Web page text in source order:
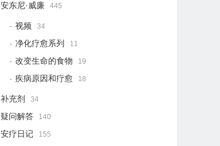
安东尼·威廉 445
视频 34
净化疗愈系列 11
改变生命的食物 19
疾病原因和疗愈 18
补充剂 34
疑问解答 140
安疗日记 155